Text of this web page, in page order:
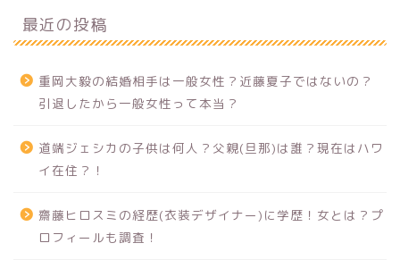
最近の投稿
重岡大毅の結婚相手は一般女性？近藤夏子ではないの？
引退したから一般女性って本当？
道端ジェシカの子供は何人？父親(旦那)は誰？現在はハワ
イ在住？！
齋藤ヒロスミの経歴(衣装デザイナー)に学歴！女とは？プ
ロフィールも調査！